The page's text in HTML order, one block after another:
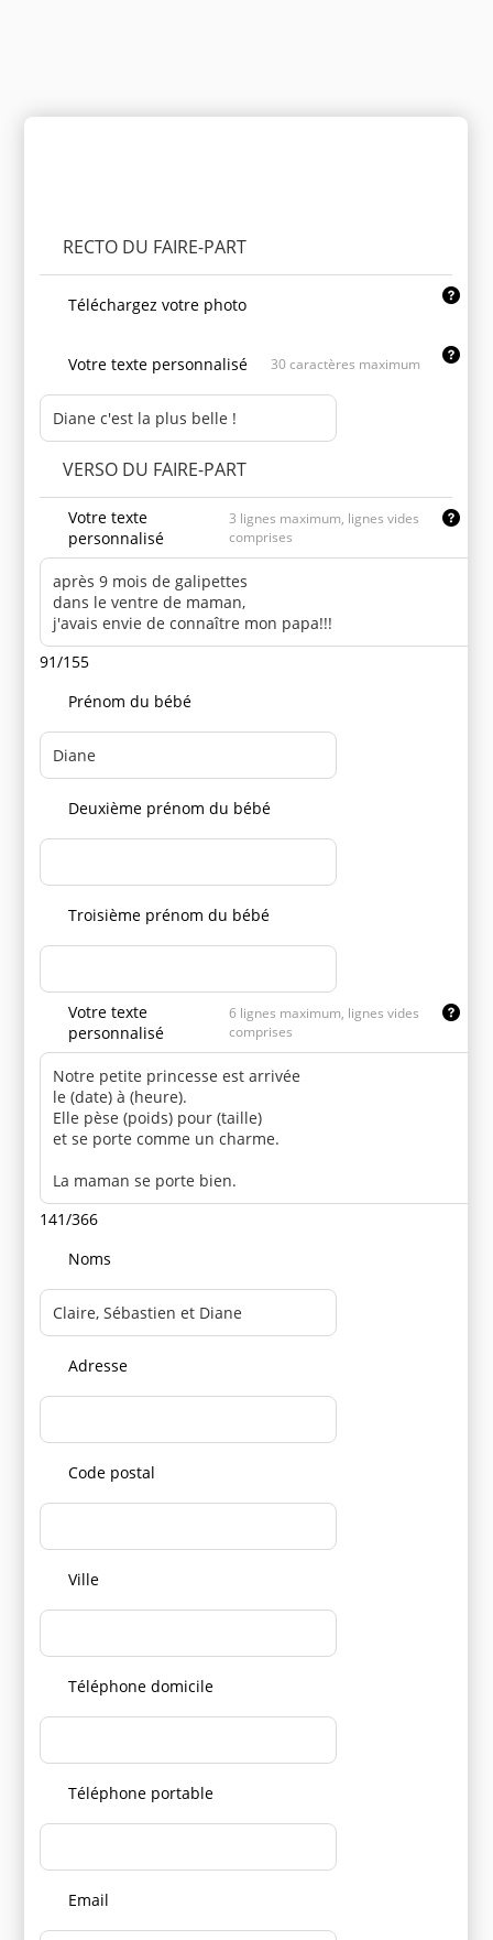
RECTO DU FAIRE-PART
Téléchargez votre photo
Votre texte personnalisé 30 caractères maximum
VERSO DU FAIRE-PART
Votre texte
personnalisé
3 lignes maximum, lignes vides
comprises
91/155
Prénom du bébé
Deuxième prénom du bébé
Troisième prénom du bébé
Votre texte
personnalisé
6 lignes maximum, lignes vides
comprises
141/366
Noms
Adresse
Code postal
Ville
Téléphone domicile
Téléphone portable
Email